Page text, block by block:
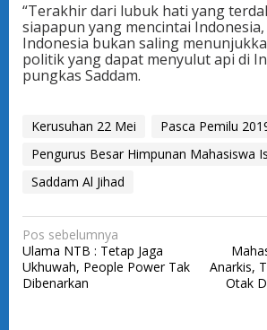
“Terakhir dari lubuk hati yang
siapapun yang mencintai
Indonesia bukan saling
politik yang dapat menyulut api di
pungkas Saddam.
Kerusuhan 22 Mei Pasca Pemilu
Pengurus Besar Himpunan Mahasiswa
Saddam Al Jihad
N
a
v
Pos sebelumnya
Ulama NTB : Tetap Jaga
Ukhuwah, People Power Tak
Dibenarkan
Anarkis,
Otak